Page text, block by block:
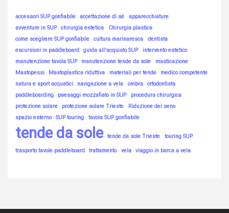
accessori SUP gonfiabile accettazione di sé
apparecchiature
avventure in SUP
chirurgia estetica
Chirurgia plastica
come scegliere SUP gonfiabile
cultura marinaresca
dentista
escursioni in paddleboard
guida all'acquisto SUP
intervento estetico
manutenzione tavola SUP
manutenzione tende da sole
masticazione
Mastopessi
Mastoplastica riduttiva materiali per tende
medico competente
natura e sport acquatici
navigazione a vela ombra
ortodontista
paddleboarding
paesaggi mozzafiato in SUP
procedura chirurgica
protezione solare
protezione solare Trieste
Riduzione del seno
spazio esterno
SUP touring tavola SUP gonfiabile
tende da sole tende da sole Trieste touring SUP
trasporto tavole paddleboard trattamento vela viaggio in barca a vela